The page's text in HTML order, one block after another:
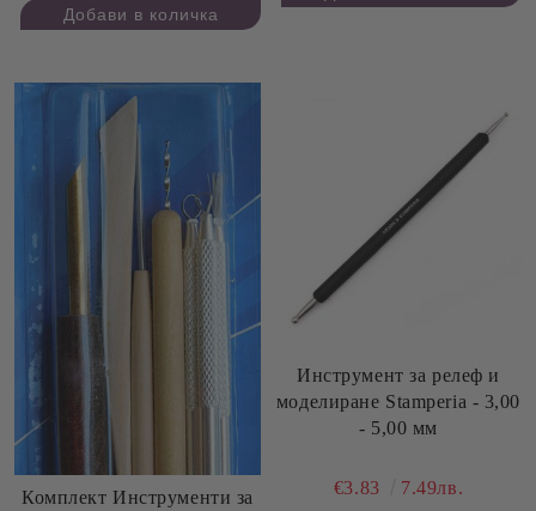
Комплект Инструменти за
Инструмент за релеф и
моделиране Stamperia - 3,00
- 5,00 мм
€3.83 7.49лв.